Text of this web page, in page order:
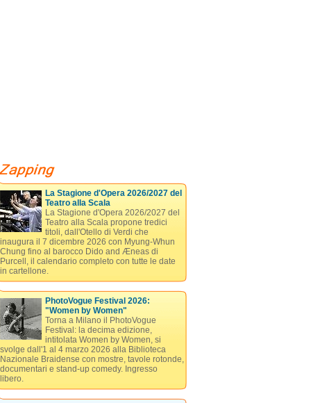
La Stagione d'Opera 2026/2027 del
Teatro alla Scala
La Stagione d'Opera 2026/2027 del
Teatro alla Scala propone tredici
titoli, dall'Otello di Verdi che
inaugura il 7 dicembre 2026 con Myung-Whun
Chung fino al barocco Dido and Æneas di
Purcell, il calendario completo con tutte le date
in cartellone.
PhotoVogue Festival 2026:
"Women by Women"
Torna a Milano il PhotoVogue
Festival: la decima edizione,
intitolata Women by Women, si
svolge dall'1 al 4 marzo 2026 alla Biblioteca
Nazionale Braidense con mostre, tavole rotonde,
documentari e stand-up comedy. Ingresso
libero.